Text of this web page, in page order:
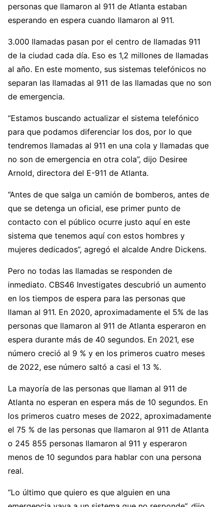
personas que llamaron al 911 de Atlanta estaban
esperando en espera cuando llamaron al 911.
3.000 llamadas pasan por el centro de llamadas 911
de la ciudad cada día. Eso es 1,2 millones de llamadas
al año. En este momento, sus sistemas telefónicos no
separan las llamadas al 911 de las llamadas que no son
de emergencia.
“Estamos buscando actualizar el sistema telefónico
para que podamos diferenciar los dos, por lo que
tendremos llamadas al 911 en una cola y llamadas que
no son de emergencia en otra cola”, dijo Desiree
Arnold, directora del E-911 de Atlanta.
“Antes de que salga un camión de bomberos, antes de
que se detenga un oficial, ese primer punto de
contacto con el público ocurre justo aquí en este
sistema que tenemos aquí con estos hombres y
mujeres dedicados”, agregó el alcalde Andre Dickens.
Pero no todas las llamadas se responden de
inmediato. CBS46 Investigates descubrió un aumento
en los tiempos de espera para las personas que
llaman al 911. En 2020, aproximadamente el 5% de las
personas que llamaron al 911 de Atlanta esperaron en
espera durante más de 40 segundos. En 2021, ese
número creció al 9 % y en los primeros cuatro meses
de 2022, ese número saltó a casi el 13 %.
La mayoría de las personas que llaman al 911 de
Atlanta no esperan en espera más de 10 segundos. En
los primeros cuatro meses de 2022, aproximadamente
el 75 % de las personas que llamaron al 911 de Atlanta
o 245 855 personas llamaron al 911 y esperaron
menos de 10 segundos para hablar con una persona
real.
“Lo último que quiero es que alguien en una